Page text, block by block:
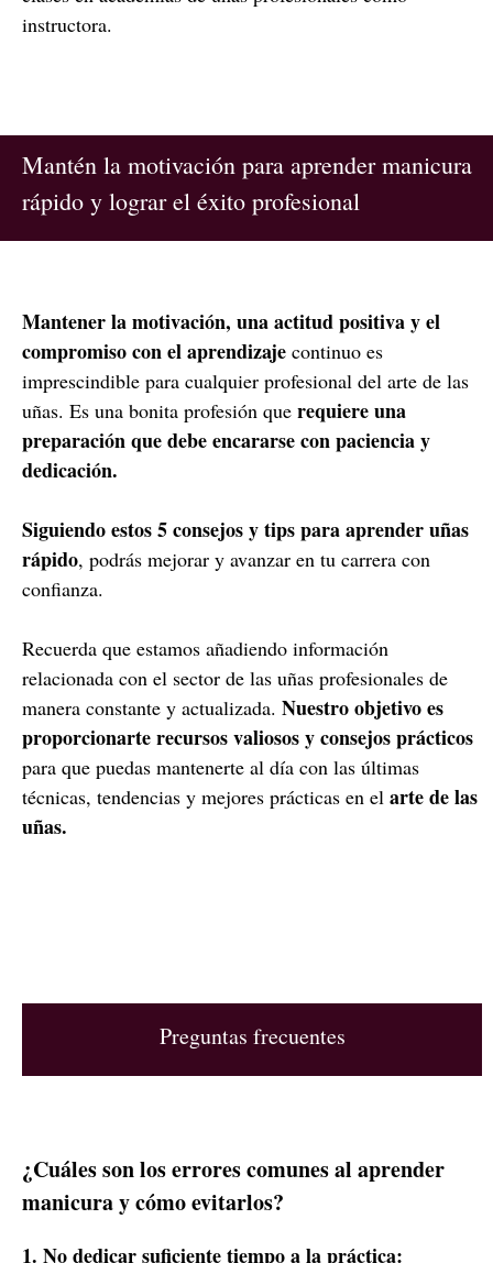
instructora.
Mantén la motivación para aprender manicura
rápido y lograr el éxito profesional
Mantener la motivación, una actitud positiva y el
compromiso con el aprendizaje continuo es
imprescindible para cualquier profesional del arte de las
uñas. Es una bonita profesión que requiere una
preparación que debe encararse con paciencia y
dedicación.
Siguiendo estos 5 consejos y tips para aprender uñas
rápido, podrás mejorar y avanzar en tu carrera con
confianza.
Recuerda que estamos añadiendo información
relacionada con el sector de las uñas profesionales de
manera constante y actualizada. Nuestro objetivo es
proporcionarte recursos valiosos y consejos prácticos
para que puedas mantenerte al día con las últimas
técnicas, tendencias y mejores prácticas en el arte de las
uñas.
Preguntas frecuentes
¿Cuáles son los errores comunes al aprender
manicura y cómo evitarlos?
1. No dedicar suficiente tiempo a la práctica: